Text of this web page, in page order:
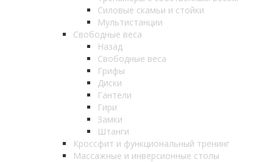
Силовые скамьи и стойки
Мультистанции
Свободные веса
Назад
Свободные веса
Грифы
Диски
Гантели
Гири
Замки
Штанги
Кроссфит и функциональный тренинг
Массажные и инверсионные столы